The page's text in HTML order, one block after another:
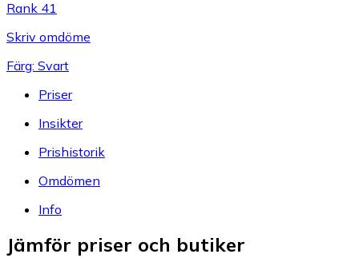
Rank 41
Skriv omdöme
Färg: Svart
Priser
Insikter
Prishistorik
Omdömen
Info
Jämför priser och butiker